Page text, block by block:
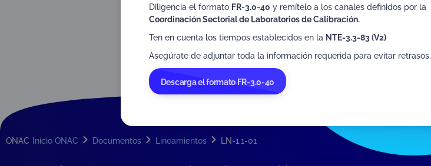
ONAC Inicio ONAC Documentos Lineamientos LN-1.1-01
Diligencia el formato FR-3.0-40 y remítelo a los canales definidos por la
Coordinación Sectorial de Laboratorios de Calibración.
Ten en cuenta los tiempos establecidos en la NTE-3.3-83 (V2)
Asegúrate de adjuntar toda la información requerida para evitar retrasos.
Descarga el formato FR-3.0-40